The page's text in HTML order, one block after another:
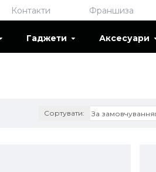
Контакти Франшиза
Гаджети Аксесуари
Сортувати: